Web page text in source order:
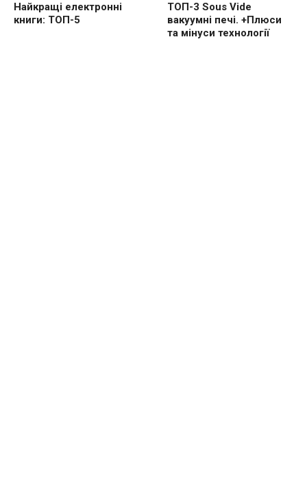
Найкращі електронні
книги: ТОП-5
ТОП-3 Sous Vide
вакуумні печі. +Плюси
та мінуси технології